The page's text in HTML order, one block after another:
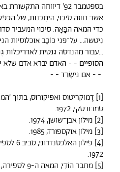
בספטמבר 92' דיווחה
אֲשֶׁר חוֹזֶה סִיכּוי, הִיתָכנות, של
כדי המאה הבָּאָה. סיכוי המעביר
נִיטשה... על־פני כּוֹכָב אוכלוסיות
...עבור מהנדסה גנטית
הסופיים - - האדם יברא אדם שלא
- - אם נִישָׂרֵד - -
[1] דֶמוקריטוס ואפיקורוס, בתוך
סמבורסקי, 1972.
[2] מילון אבן־שושן, 1974.
[3] מילון אוקספורד, 1985.
[4]
1972.
[5] מחבר הוֹדִי, המאה ה-9 לספירה, אצל: 1980,Cosmos' / Carl Sagan'.